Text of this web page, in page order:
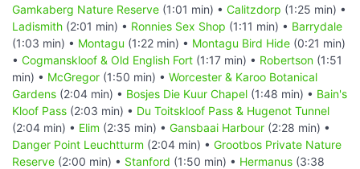
Gamkaberg Nature Reserve (1:01 min) • Calitzdorp (1:25 min) •
Ladismith (2:01 min) • Ronnies Sex Shop (1:11 min) • Barrydale
(1:03 min) • Montagu (1:22 min) • Montagu Bird Hide (0:21 min)
• Cogmanskloof & Old English Fort (1:17 min) • Robertson (1:51
min) • McGregor (1:50 min) • Worcester & Karoo Botanical
Gardens (2:04 min) • Bosjes Die Kuur Chapel (1:48 min) • Bain's
Kloof Pass (2:03 min) • Du Toitskloof Pass & Hugenot Tunnel
(2:04 min) • Elim (2:35 min) • Gansbaai Harbour (2:28 min) •
Danger Point Leuchtturm (2:04 min) • Grootbos Private Nature
Reserve (2:00 min) • Stanford (1:50 min) • Hermanus (3:38